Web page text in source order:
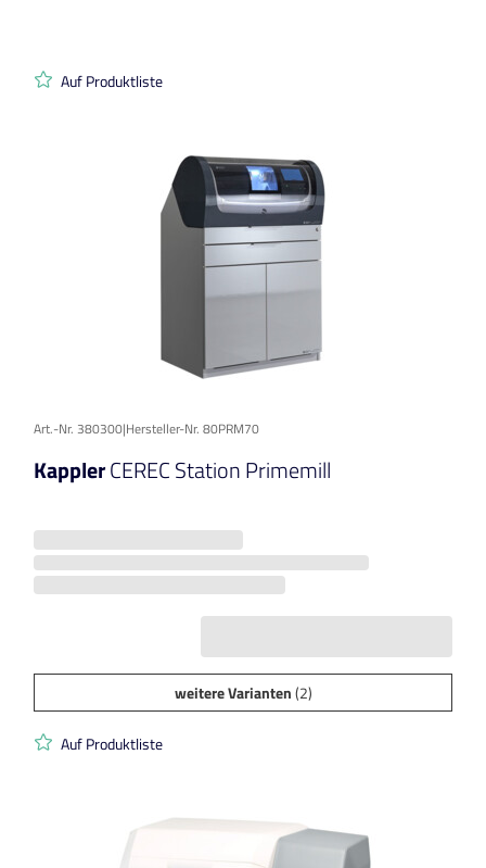
Auf Produktliste
Art.-Nr. 380300|Hersteller-Nr. 80PRM70
KapplerCEREC Station Primemill
weitere Varianten(2)
Auf Produktliste